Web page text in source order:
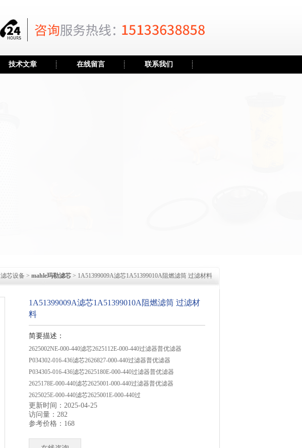
技术文章 在线留言 联系我们
滤芯设备 > mahle玛勒滤芯 > 1A51399009A滤芯1A51399010A阻燃滤筒 过滤材料
1A51399009A滤芯1A51399010A阻燃滤筒 过滤材
料
简要描述：
2625002NE-000-440滤芯2625112E-000-440过滤器普优滤器
P034302-016-436滤芯2626827-000-440过滤器普优滤器
P034305-016-436滤芯2625180E-000-440过滤器普优滤器
2625178E-000-440滤芯2625001-000-440过滤器普优滤器
2625025E-000-440滤芯2625001E-000-440过
更新时间：2025-04-25
访问量：282
参考价格：168